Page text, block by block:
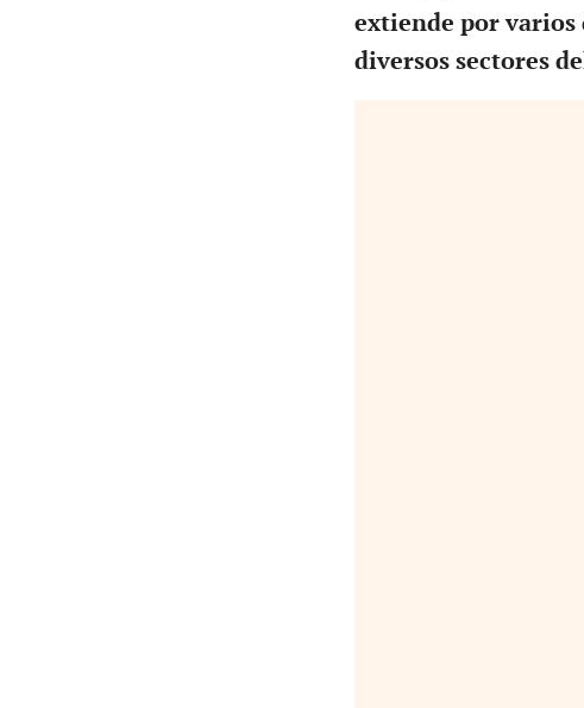
extiende por varios
diversos sectores